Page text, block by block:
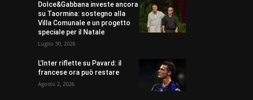
Dolce&Gabbana investe ancora
su Taormina: sostegno alla
Villa Comunale e un progetto
speciale per il Natale
Luglio 30, 2026
L’Inter riflette su Pavard: il
francese ora può restare
Agosto 2, 2026